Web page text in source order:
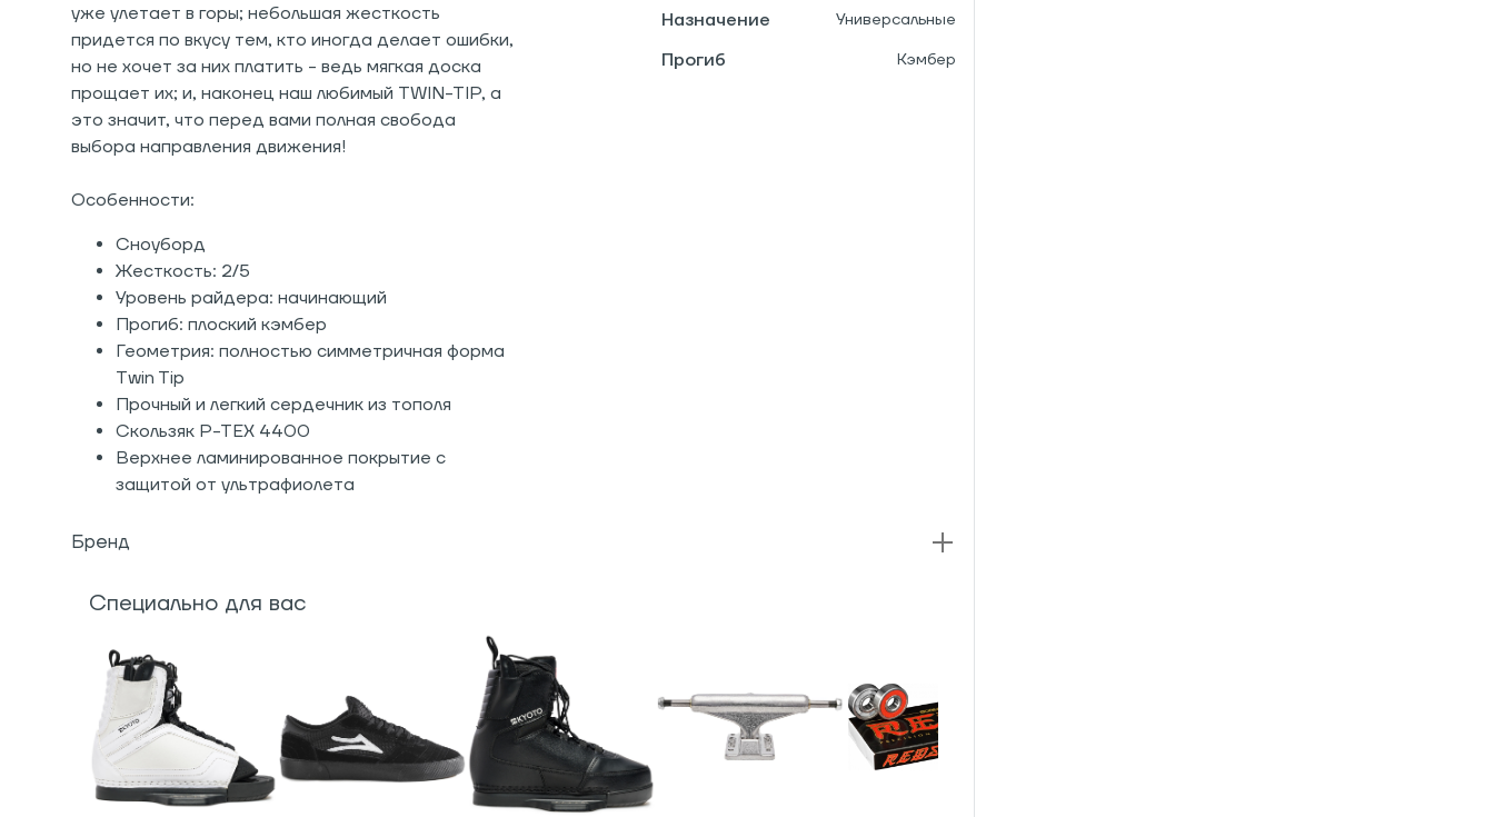
уже улетает в горы; небольшая жесткость
придется по вкусу тем, кто иногда делает ошибки,
но не хочет за них платить - ведь мягкая доска
прощает их; и, наконец наш любимый TWIN-TIP, а
это значит, что перед вами полная свобода
выбора направления движения!
Особенности:
Сноуборд
Жесткость: 2/5
Уровень райдера: начинающий
Прогиб: плоский кэмбер
Геометрия: полностью симметричная форма
Twin Tip
Прочный и легкий сердечник из тополя
Скользяк P-TEX 4400
Верхнее ламинированное покрытие с
защитой от ультрафиолета
Назначение Универсальные
Прогиб Кэмбер
Бренд
Специально для вас